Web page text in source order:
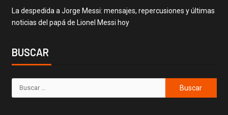
La despedida a Jorge Messi: mensajes, repercusiones y últimas
noticias del papá de Lionel Messi hoy
BUSCAR